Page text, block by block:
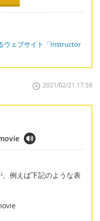
ウェブサイト「Instructor
2021/02/21 17:59
例えば下記のような表